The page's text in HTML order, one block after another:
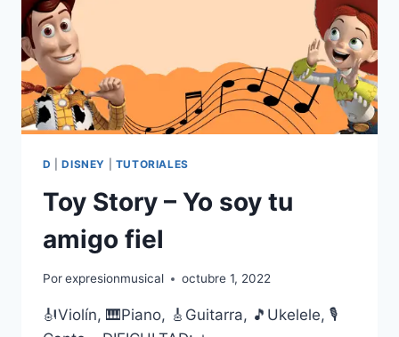
D |DISNEY TUTORIALES
Toy Story – Yo soy tu
amigo fiel
Porexpresionmusical octubre 1, 2022
🎻Violín, 🎹Piano, 🎸Guitarra, 🎵Ukelele, 🎙